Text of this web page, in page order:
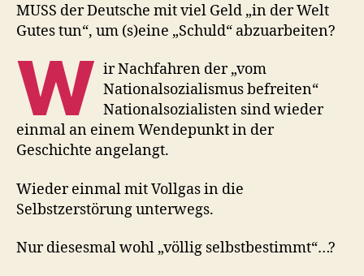
MUSS der Deutsche mit viel Geld „in der Welt
Gutes tun“, um (s)eine „Schuld“ abzuarbeiten?
W ir Nachfahren der „vom
Nationalsozialismus befreiten“
Nationalsozialisten sind wieder
einmal an einem Wendepunkt in der
Geschichte angelangt.
Wieder einmal mit Vollgas in die
Selbstzerstörung unterwegs.
Nur diesesmal wohl „völlig selbstbestimmt“…?